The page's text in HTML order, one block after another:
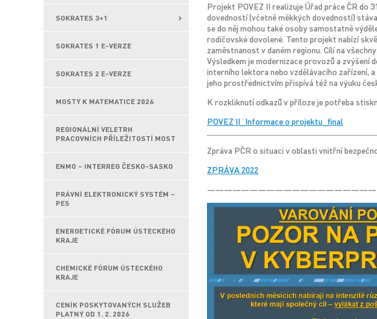
SOKRATES 3+1
SOKRATES 1 E-VERZE
SOKRATES 2 E-VERZE
MOSTY K MATEMATICE 2026
REGIONÁLNÍ VELETRH
PRACOVNÍCH PŘÍLEŽITOSTÍ MOST
ENMO – INTERREG ČESKO-SASKO
PRÁVNÍ ELEKTRONICKÝ SYSTÉM –
PES
ENERGETICKÉ FÓRUM ÚSTECKÉHO
KRAJE
CHEMICKÉ FÓRUM ÚSTECKÉHO
KRAJE
CENÍK POSKYTOVANÝCH SLUŽEB
PLATNÝ OD 1. 2. 2026
Projekt POVEZ II realizuje Úřad práce ČR do
dovedností (včetně měkkých dovedností)
se do něj mohou také osoby samostatně
rodičovské dovolené. Tento projekt nabízí
zaměstnanost v daném regionu. Cílí na
Výsledkem je modernizace provozů a
interního lektora nebo vzdělávacího zařízení,
jeho prostřednictvím přispívá též na výuku
K rozkliknutí odkazů v příloze je potřeba
POVEZ II_Informace o projektu_final
Zpráva PČR o situaci v oblasti vnitřní
ZPRÁVA 2022